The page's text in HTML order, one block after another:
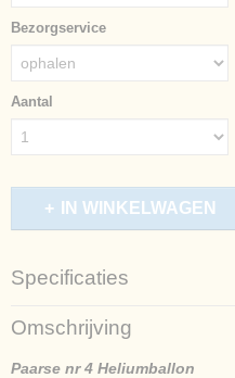
Bezorgservice
Aantal
IN WINKELWAGEN
Specificaties
Productcode
535-1141
Afmetingen (l,b,h)
Omschrijving
Paarse nr 4 Heliumballon